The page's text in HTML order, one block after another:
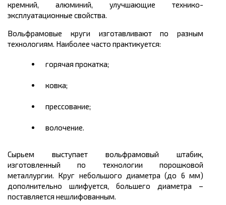
кремний, алюминий, улучшающие технико-
эксплуатационные свойства.
Вольфрамовые круги изготавливают по разным
технологиям. Наиболее часто практикуется:
горячая прокатка;
ковка;
прессование;
волочение.
Сырьем выступает вольфрамовый штабик,
изготовленный по технологии порошковой
металлургии. Круг небольшого диаметра (до 6 мм)
дополнительно шлифуется, большего диаметра –
поставляется нешлифованным.